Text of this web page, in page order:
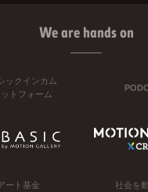
We are hands on
ックインカム
トフォーム
ート基金 社会を